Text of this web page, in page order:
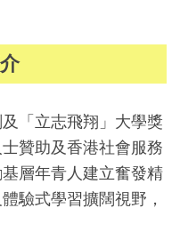
「立志飛翔」大學獎
贊助及香港社會服務
層年青人建立奮發精
驗式學習擴闊視野，